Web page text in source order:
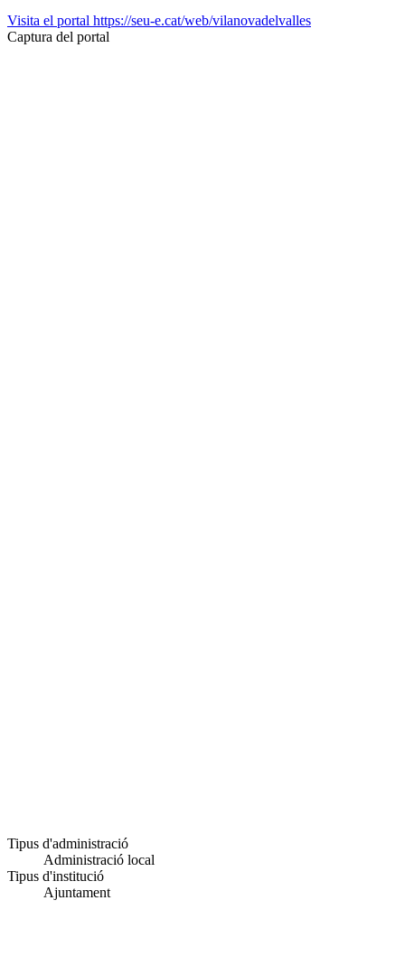
Visita el portal https://seu-e.cat/web/vilanovadelvalles
Captura del portal
Tipus d'administració
Administració local
Tipus d'institució
Ajuntament